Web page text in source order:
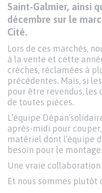
Saint-Galmier, ainsi
décembre sur le
Cité.
Lors de ces marchés,
à la vente et cette
crèches, réclamées à
précédentes. Mais, si
pour être revendus,
de toutes pièces.
L’équipe
après-midi pour
matériel dont l’équipe
besoin pour le montage.
Une vraie
Et nous sommes